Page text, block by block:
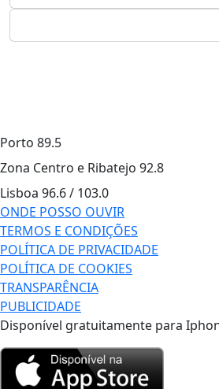
Porto 89.5
Zona Centro e Ribatejo 92.8
Lisboa 96.6 / 103.0
ONDE POSSO OUVIR
TERMOS E CONDIÇÕES
POLÍTICA DE PRIVACIDADE
POLÍTICA DE COOKIES
TRANSPARÊNCIA
PUBLICIDADE
Disponível gratuitamente para